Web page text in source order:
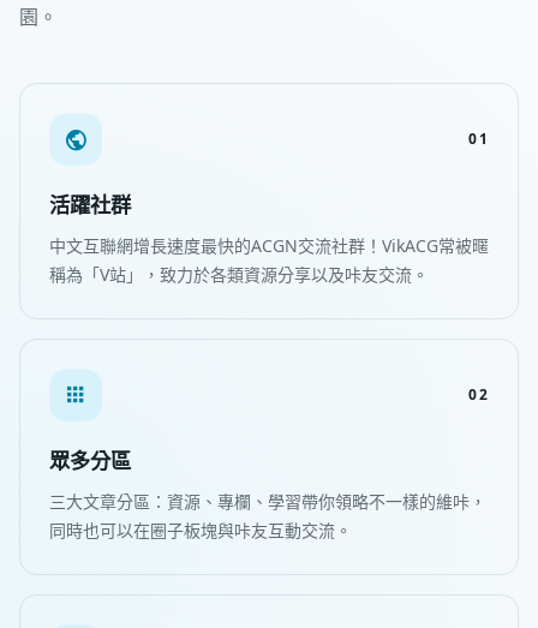
園。
01
活躍社群
中文互聯網增長速度最快的ACGN交流社群！VikACG常被暱
稱為「V站」，致力於各類資源分享以及咔友交流。
02
眾多分區
三大文章分區：資源、專欄、學習帶你領略不一樣的維咔，
同時也可以在圈子板塊與咔友互動交流。